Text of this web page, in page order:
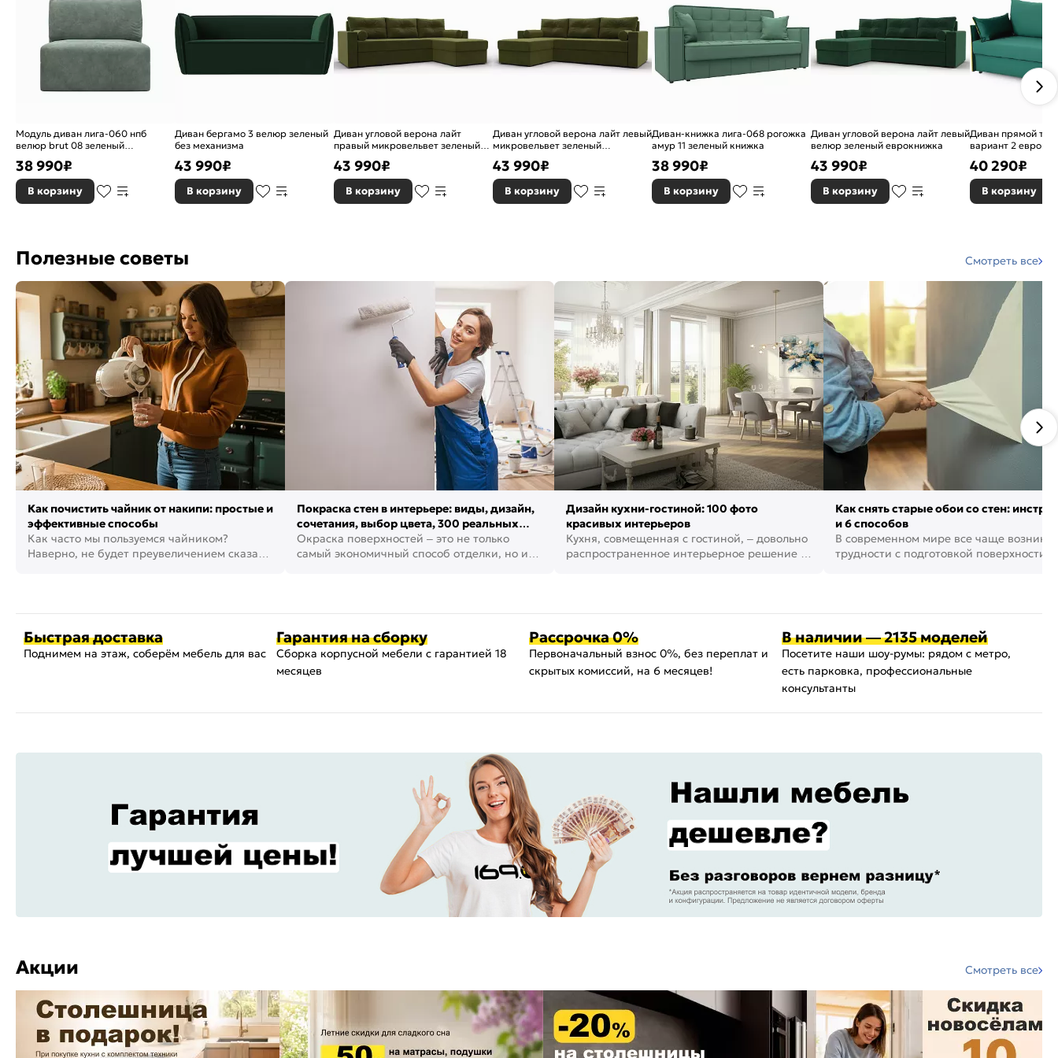
Модуль диван лига-060 нпб
велюр brut 08 зеленый
38 990₽
В корзину
Диван бергамо 3 велюр зеленый
без механизма
43 990₽
В корзину
Диван угловой верона лайт
правый микровельвет зеленый
43 990₽
В корзину
Диван угловой верона лайт левый
микровельвет зеленый
43 990₽
В корзину
Диван-книжка лига-068 рогожка
амур 11 зеленый книжка
38 990₽
В корзину
Диван угловой верона лайт левый
велюр зеленый еврокнижка
43 990₽
В корзину
Диван прямой
вариант 2
40 290₽
В корзину
Полезные советы Смотреть все
Как почистить чайник от накипи: простые и
эффективные способы
Как часто мы пользуемся чайником?
Наверно, не будет преувеличением сказать,
Покраска стен в интерьере: виды, дизайн,
сочетания, выбор цвета, 300 реальных
фото
Окраска поверхностей – это не только
самый экономичный способ отделки, но и
Дизайн кухни-гостиной: 100 фото
красивых интерьеров
Кухня, совмещенная с гостиной, – довольно
распространенное интерьерное решение в
Как снять старые обои со стен:
и 6 способов
В современном мире все чаще
трудности с подготовкой поверхности
Быстрая доставка
Поднимем на этаж, соберём мебель для вас
Гарантия на сборку
Сборка корпусной мебели с гарантией 18
месяцев
Рассрочка 0%
Первоначальный взнос 0%, без переплат и
скрытых комиссий, на 6 месяцев!
В наличии — 2135 моделей
Посетите наши шоу-румы: рядом с метро,
есть парковка, профессиональные
консультанты
Акции Смотреть все